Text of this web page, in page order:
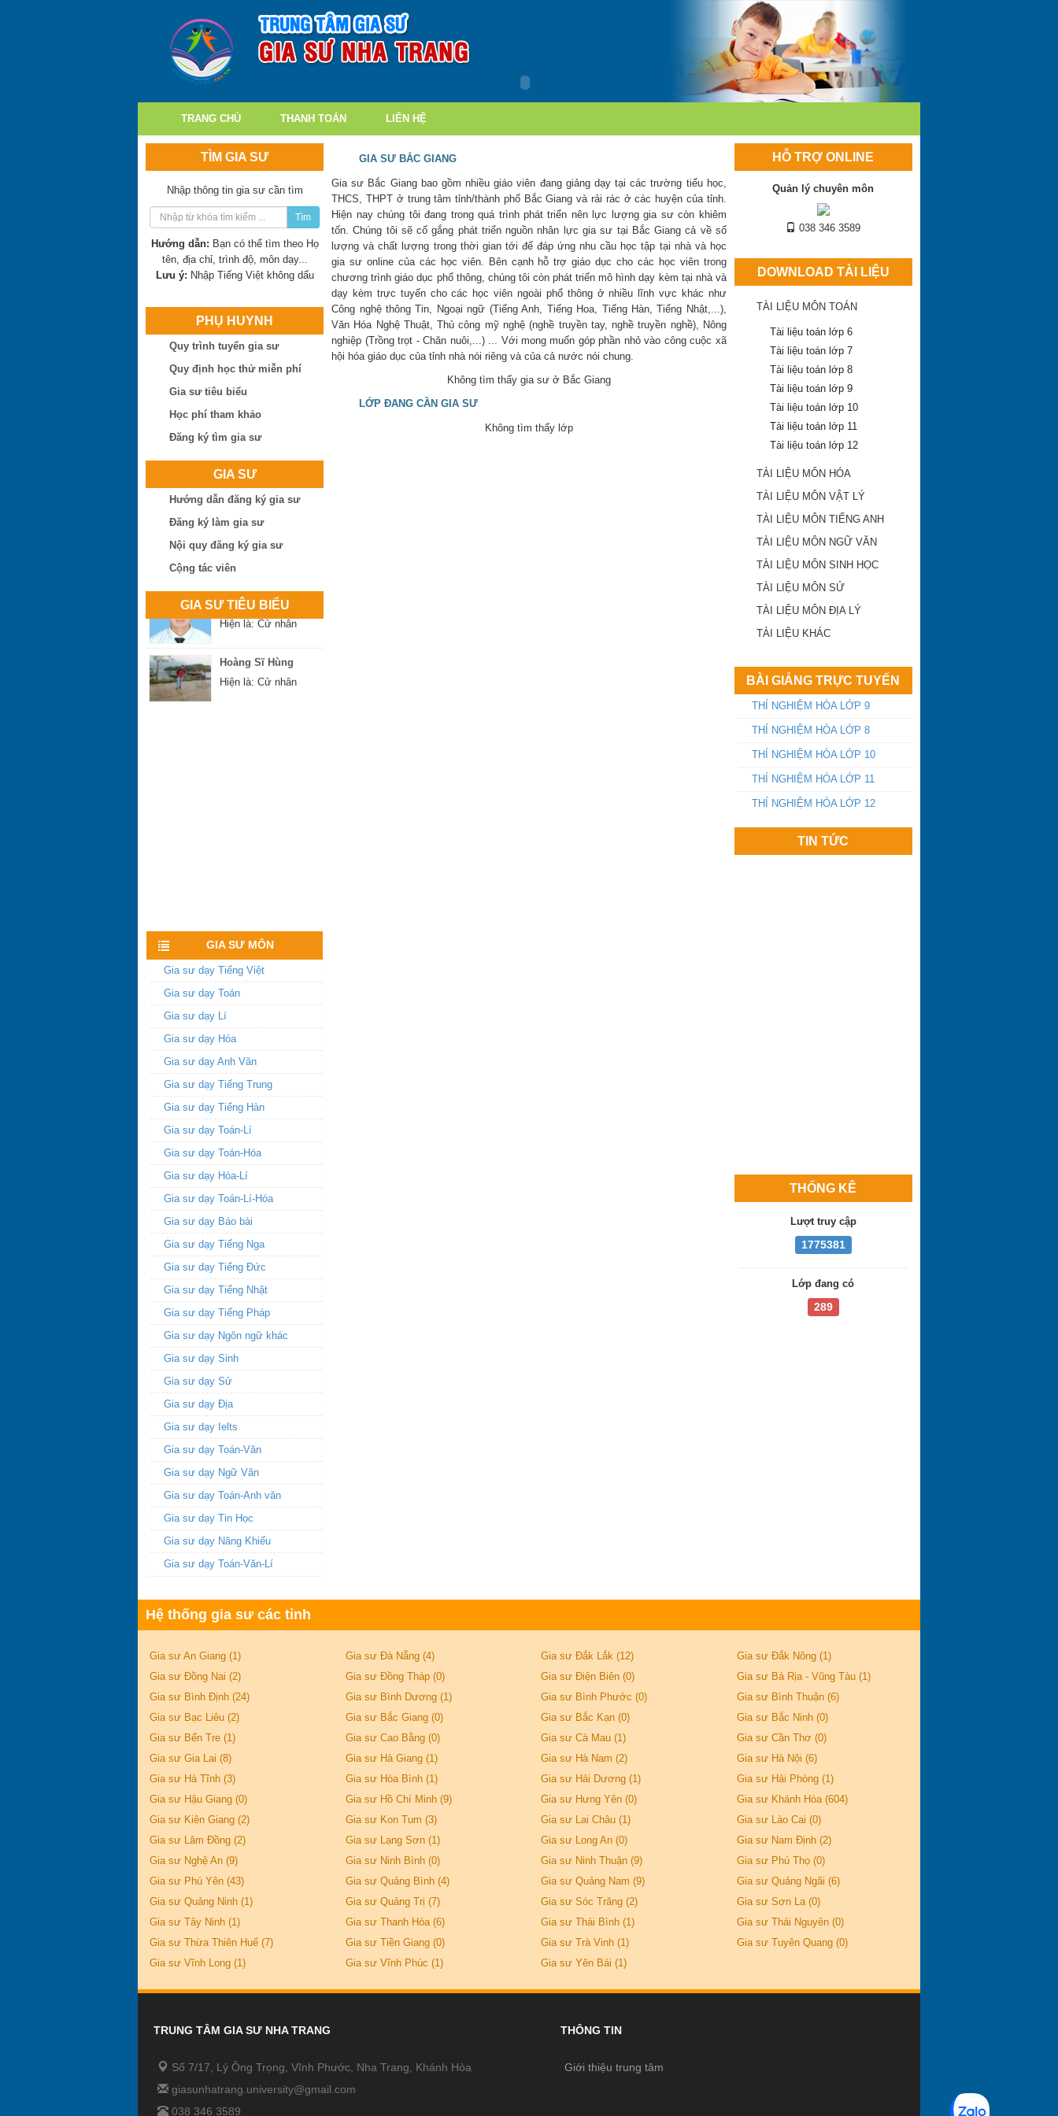
TRANG CHỦ THANH TOÁN LIÊN HỆ
TÌM GIA SƯ
Nhập thông tin gia sư cần tìm
Tìm
Hướng dẫn: Bạn có thể tìm theo Họ
tên, địa chỉ, trình độ, môn dạy...
Lưu ý: Nhập Tiếng Việt không dấu
PHỤ HUYNH
Quy trình tuyển gia sư
Quy định học thử miễn phí
Gia sư tiêu biểu
Học phí tham khảo
Đăng ký tìm gia sư
GIA SƯ
Hướng dẫn đăng ký gia sư
Đăng ký làm gia sư
Nội quy đăng ký gia sư
Cộng tác viên
GIA SƯ TIÊU BIỂU
Trần Thị Minh Thư
Hiện là: Giáo viên
Ngô Thị Huệ
Hiện là: Giáo viên
Hiện là: Thạc sĩ
Phan Đình Sáng
Hiện là: Thạc sĩ
Lê Công Thịnh
Hiện là: Giáo viên
Nguyễn Thị Ngọc Hà
Hiện là: Giáo viên
Dang Hong Soai
Hiện là: Sinh viên
Nguyễn Xuân Hoàng
Hiện là: Cử nhân
Hiện là: Cử nhân
GIA SƯ MÔN
Gia sư dạy Tiếng Việt
Gia sư dạy Toán
Gia sư dạy Lí
Gia sư dạy Hóa
Gia sư dạy Anh Văn
Gia sư dạy Tiếng Trung
Gia sư dạy Tiếng Hàn
Gia sư dạy Toán-Lí
Gia sư dạy Toán-Hóa
Gia sư dạy Hóa-Lí
Gia sư dạy Toán-Lí-Hóa
Gia sư dạy Báo bài
Gia sư dạy Tiếng Nga
Gia sư dạy Tiếng Đức
Gia sư dạy Tiếng Nhật
Gia sư dạy Tiếng Pháp
Gia sư dạy Ngôn ngữ khác
Gia sư dạy Sinh
Gia sư dạy Sử
Gia sư dạy Địa
Gia sư dạy Ielts
Gia sư dạy Toán-Văn
Gia sư dạy Ngữ Văn
Gia sư dạy Toán-Anh văn
Gia sư dạy Tin Học
Gia sư dạy Năng Khiếu
Gia sư dạy Toán-Văn-Lí
GIA SƯ BẮC GIANG
Gia sư Bắc Giang bao gồm nhiều giáo viên đang giảng dạy tại các trường tiểu học,
THCS, THPT ở trung tâm tỉnh/thành phố Bắc Giang và rải rác ở các huyện của tỉnh.
Hiện nay chúng tôi đang trong quá trình phát triển nên lực lượng gia sư còn khiêm
tốn. Chúng tôi sẽ cố gắng phát triển nguồn nhân lực gia sư tại Bắc Giang cả về số
lượng và chất lượng trong thời gian tới để đáp ứng nhu cầu học tập tại nhà và học
gia sư online của các học viên. Bên cạnh hỗ trợ giáo dục cho các học viên trong
chương trình giáo dục phổ thông, chúng tôi còn phát triển mô hình dạy kèm tại nhà và
dạy kèm trực tuyến cho các học viên ngoài phổ thông ở nhiều lĩnh vực khác như
Công nghệ thông Tin, Ngoại ngữ (Tiếng Anh, Tiếng Hoa, Tiếng Hàn, Tiếng Nhật,...),
Văn Hóa Nghệ Thuật, Thủ công mỹ nghệ (nghề truyền tay, nghề truyền nghề), Nông
nghiệp (Trồng trọt - Chăn nuôi,...) ... Với mong muốn góp phần nhỏ vào công cuộc xã
hội hóa giáo dục của tỉnh nhà nói riêng và của cả nước nói chung.
Không tìm thấy gia sư ở Bắc Giang
LỚP ĐANG CẦN GIA SƯ
Không tìm thấy lớp
HỖ TRỢ ONLINE
Quản lý chuyên môn
038 346 3589
DOWNLOAD TÀI LIỆU
TÀI LIỆU MÔN TOÁN
Tài liệu toán lớp 6
Tài liệu toán lớp 7
Tài liệu toán lớp 8
Tài liệu toán lớp 9
Tài liệu toán lớp 10
Tài liệu toán lớp 11
Tài liệu toán lớp 12
TÀI LIỆU MÔN HÓA
TÀI LIỆU MÔN VẬT LÝ
TÀI LIỆU MÔN TIẾNG ANH
TÀI LIỆU MÔN NGỮ VĂN
TÀI LIỆU MÔN SINH HỌC
TÀI LIỆU MÔN SỬ
TÀI LIỆU MÔN ĐỊA LÝ
TÀI LIỆU KHÁC
BÀI GIẢNG TRỰC TUYẾN
THÍ NGHIỆM HÓA LỚP 9
THÍ NGHIỆM HÓA LỚP 8
THÍ NGHIỆM HÓA LỚP 10
THÍ NGHIỆM HÓA LỚP 11
THÍ NGHIỆM HÓA LỚP 12
TIN TỨC
2019
ĐA TRÍ THÔNG
MINH
10 Khánh Hòa năm
THỐNG KÊ
Lượt truy cập
1775381
Lớp đang có
289
Hệ thống gia sư các tỉnh
Gia sư An Giang (1) Gia sư Đà Nẵng (4) Gia sư Đắk Lắk (12)
Gia sư Đắk Nông (1)
Gia sư Đồng Nai (2)
Gia sư Đồng Tháp (0) Gia sư Điện Biên (0)
Gia sư Bà Rịa - Vũng Tàu (1)
Gia sư Bình Định (24)
Gia sư Bình Dương (1) Gia sư Bình Phước (0)
Gia sư Bình Thuận (6)
Gia sư Bạc Liêu (2)
Gia sư Bắc Giang (0) Gia sư Bắc Kạn (0)
Gia sư Bắc Ninh (0)
Gia sư Bến Tre (1)
Gia sư Cao Bằng (0) Gia sư Cà Mau (1)
Gia sư Cần Thơ (0)
Gia sư Gia Lai (8)
Gia sư Hà Giang (1) Gia sư Hà Nam (2)
Gia sư Hà Nội (6)
Gia sư Hà Tĩnh (3)
Gia sư Hòa Bình (1) Gia sư Hải Dương (1)
Gia sư Hải Phòng (1)
Gia sư Hậu Giang (0)
Gia sư Hồ Chí Minh (9) Gia sư Hưng Yên (0)
Gia sư Khánh Hòa (604)
Gia sư Kiên Giang (2)
Gia sư Kon Tum (3) Gia sư Lai Châu (1)
Gia sư Lào Cai (0)
Gia sư Lâm Đồng (2)
Gia sư Lạng Sơn (1) Gia sư Long An (0)
Gia sư Nam Định (2)
Gia sư Nghệ An (9)
Gia sư Ninh Bình (0) Gia sư Ninh Thuận (9)
Gia sư Phú Thọ (0)
Gia sư Phú Yên (43)
Gia sư Quảng Bình (4) Gia sư Quảng Nam (9)
Gia sư Quảng Ngãi (6)
Gia sư Quảng Ninh (1)
Gia sư Quảng Trị (7) Gia sư Sóc Trăng (2)
Gia sư Sơn La (0)
Gia sư Tây Ninh (1)
Gia sư Thanh Hóa (6) Gia sư Thái Bình (1)
Gia sư Thái Nguyên (0)
Gia sư Thừa Thiên Huế (7)
Gia sư Tiền Giang (0) Gia sư Trà Vinh (1)
Gia sư Tuyên Quang (0)
Gia sư Vĩnh Long (1)
Gia sư Vĩnh Phúc (1) Gia sư Yên Bái (1)
TRUNG TÂM GIA SƯ NHA TRANG
Số 7/17, Lý Ông Trọng, Vĩnh Phước, Nha Trang, Khánh Hòa
giasunhatrang.university@gmail.com
038 346 3589
THÔNG TIN
Giới thiệu trung tâm